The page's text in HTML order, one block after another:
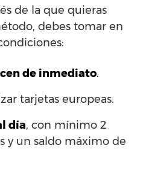
de la que quieras
debes tomar en
de inmediato.
tarjetas europeas.
día, con mínimo 2
y un saldo máximo de